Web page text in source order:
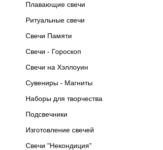
Плавающие свечи
Ритуальные свечи
Свечи Памяти
Свечи - Гороскоп
Свечи на Хэллоуин
Сувениры - Магниты
Наборы для творчества
Подсвечники
Изготовление свечей
Свечи "Некондиция"